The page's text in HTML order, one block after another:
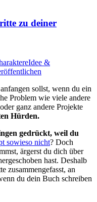
zu deiner
Idee &
sollst, wenn du ein
Problem wie viele andere
ganz andere Projekte
Hürden.
gedrückt, weil du
sowieso nicht? Doch
ärgerst du dich über
hast. Deshalb
zusammengefasst, an
du dein Buch schreiben